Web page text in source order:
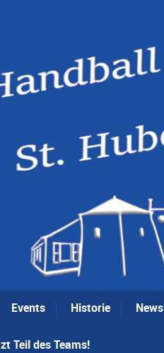
Events Historie News
Teil des Teams!